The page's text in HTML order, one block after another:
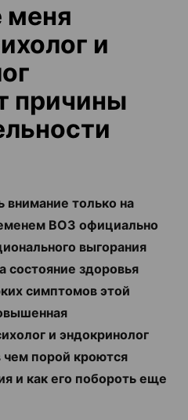
меня
и
причины
только на
ВОЗ официально
выгорания
здоровья
симптомов этой
и эндокринолог
чем порой кроются
и как его побороть еще